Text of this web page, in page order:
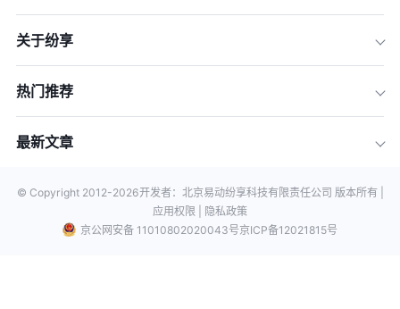
关于纷享
热门推荐
最新文章
© Copyright 2012-2026开发者：北京易动纷享科技有限责任公司 版本所有 |
应用权限 |
隐私政策
京公网安备 11010802020043号京ICP备12021815号